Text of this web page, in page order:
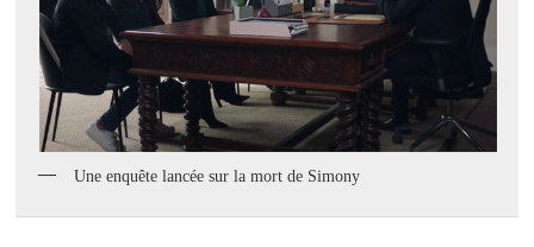
Une enquête lancée sur la mort de Simony